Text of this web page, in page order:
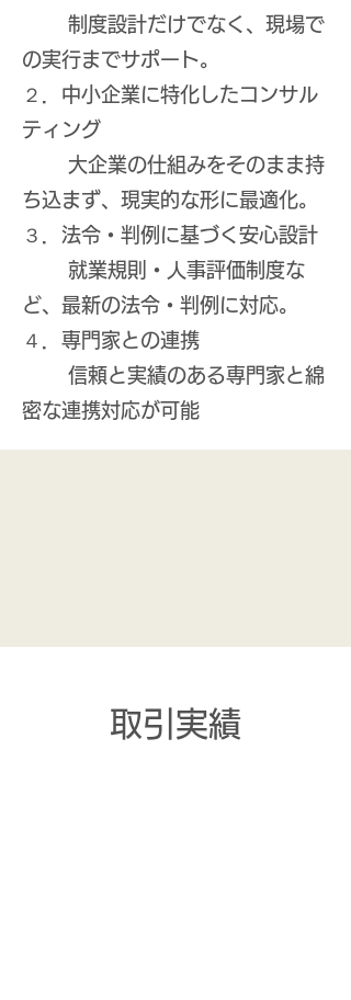
制度設計だけでなく、現場で
の実行までサポート。
２．中小企業に特化したコンサル
ティング
大企業の仕組みをそのまま持
ち込まず、現実的な形に最適化。
３．法令・判例に基づく安心設計
就業規則・人事評価制度な
ど、最新の法令・判例に対応。
４．専門家との連携
信頼と実績のある専門家と綿
密な連携対応が可能
​取引実績